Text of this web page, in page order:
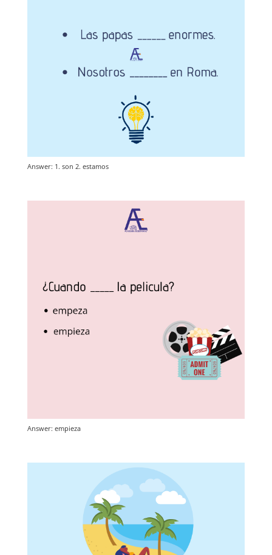
Answer: 1. son 2. estamos
Answer: empieza